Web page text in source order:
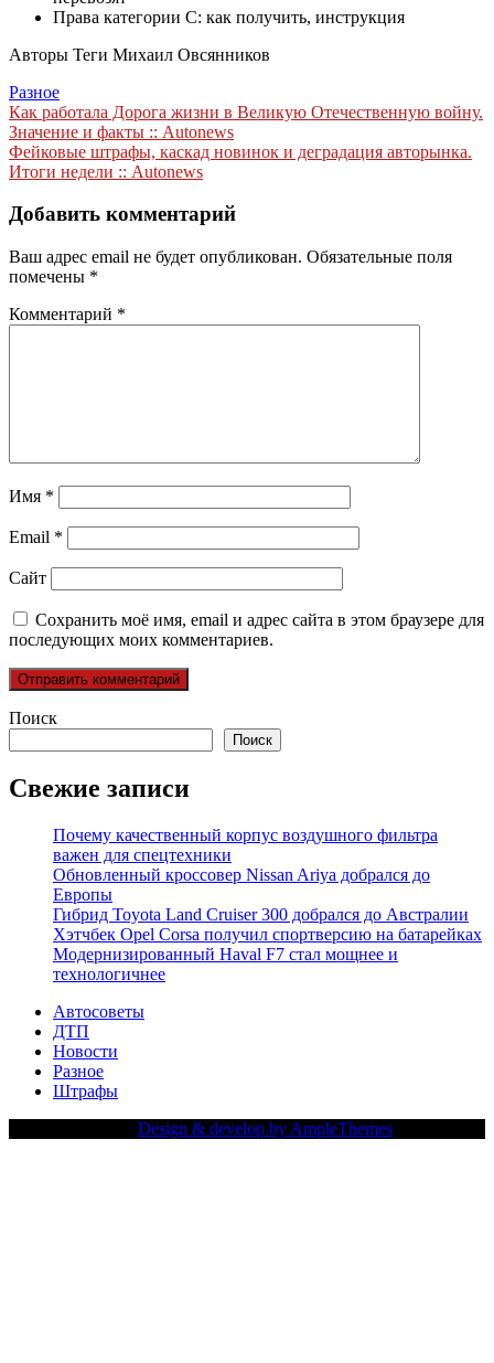
Права категории С: как получить, инструкция
Авторы Теги Михаил Овсянников
Разное
Навигация
по
записям
Как работала Дорога жизни в Великую Отечественную войну.
Значение и факты :: Autonews
Фейковые штрафы, каскад новинок и деградация авторынка.
Итоги недели :: Autonews
Добавить комментарий
Ваш адрес email не будет опубликован. Обязательные поля
помечены *
Комментарий *
Имя *
Email *
Сайт
Сохранить моё имя, email и адрес сайта в этом браузере для
последующих моих комментариев.
Поиск
Поиск
Свежие записи
Почему качественный корпус воздушного фильтра
важен для спецтехники
Обновленный кроссовер Nissan Ariya добрался до
Европы
Гибрид Toyota Land Cruiser 300 добрался до Австралии
Хэтчбек Opel Corsa получил спортверсию на батарейках
Модернизированный Haval F7 стал мощнее и
технологичнее
Автосоветы
ДТП
Новости
Разное
Штрафы
Design & develop by AmpleThemes